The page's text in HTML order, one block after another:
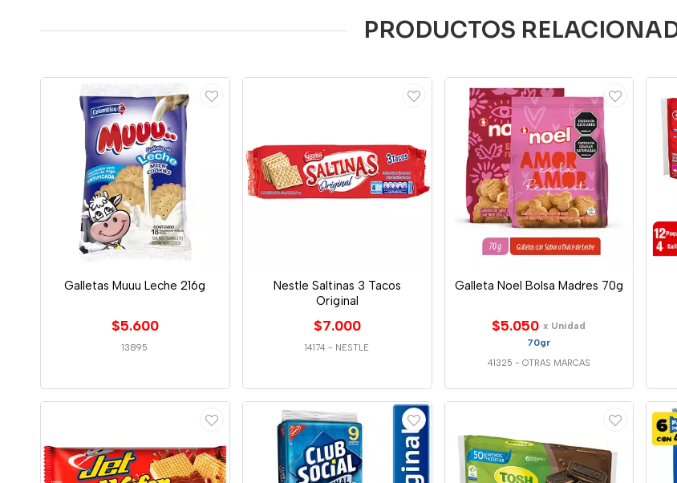
PRODUCTOS
Galletas Muuu Leche 216g
$5.600
13895
Nestle Saltinas 3 Tacos
Original
$7.000
14174 - NESTLE
Galleta Noel Bolsa Madres 70g
$5.050 x Unidad
70gr
41325 - OTRAS MARCAS